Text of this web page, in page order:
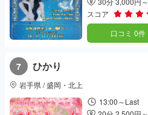
スコア
口コミ 0件
7 ひかり
岩手県 / 盛岡・北上
13:00～Last